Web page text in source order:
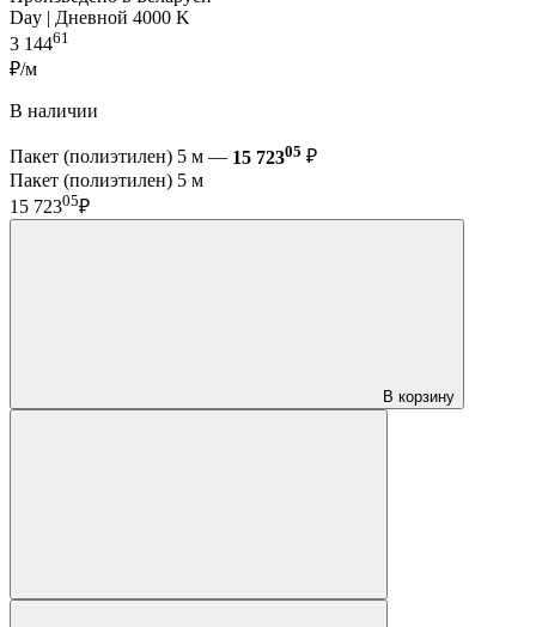
Day | Дневной 4000 K
3 14461
₽/м
В наличии
Пакет (полиэтилен) 5 м — 15 72305 ₽
Пакет (полиэтилен) 5 м
15 72305₽
В корзину